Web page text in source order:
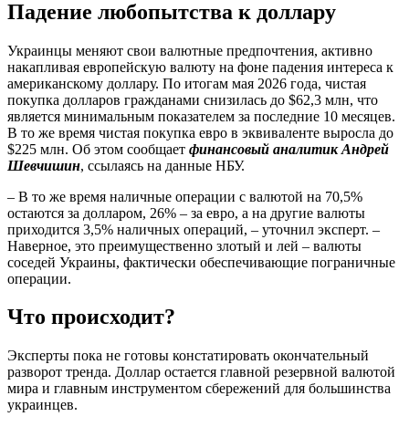
Падение любопытства к доллару
Украинцы меняют свои валютные предпочтения, активно
накапливая европейскую валюту на фоне падения интереса к
американскому доллару. По итогам мая 2026 года, чистая
покупка долларов гражданами снизилась до $62,3 млн, что
является минимальным показателем за последние 10 месяцев.
В то же время чистая покупка евро в эквиваленте выросла до
$225 млн. Об этом сообщает финансовый аналитик Андрей
Шевчишин, ссылаясь на данные НБУ.
– В то же время наличные операции с валютой на 70,5%
остаются за долларом, 26% – за евро, а на другие валюты
приходится 3,5% наличных операций, – уточнил эксперт. –
Наверное, это преимущественно злотый и лей – валюты
соседей Украины, фактически обеспечивающие пограничные
операции.
Что происходит?
Эксперты пока не готовы констатировать окончательный
разворот тренда. Доллар остается главной резервной валютой
мира и главным инструментом сбережений для большинства
украинцев.